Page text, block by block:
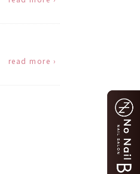
read more ›